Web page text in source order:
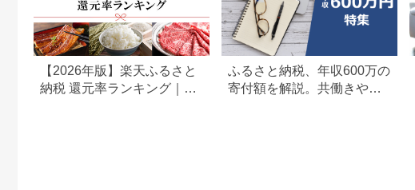
【2026年版】楽天ふるさと
納税 還元率ランキング｜高
ふるさと納税、年収600万の
寄付額を解説。共働きや子